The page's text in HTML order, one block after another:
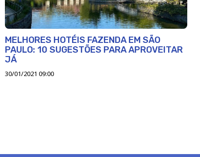
MELHORES HOTÉIS FAZENDA EM SÃO
PAULO: 10 SUGESTÕES PARA APROVEITAR
JÁ
30/01/2021 09:00